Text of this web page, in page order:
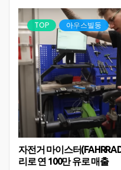
TOP 아우스빌둥
자전거 마이스터
리로 연 100만 유로 매출